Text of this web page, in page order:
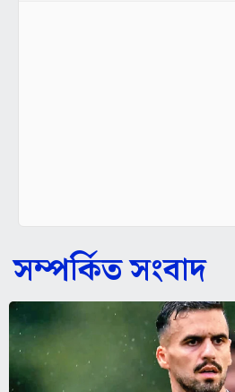
সম্পর্কিত সংবাদ